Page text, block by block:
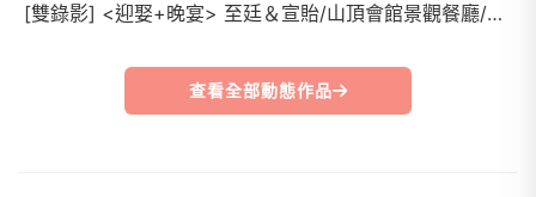
[雙錄影] <迎娶+晚宴> 至廷＆宣貽/山頂會館景觀餐廳/精華MV
查看全部動態作品